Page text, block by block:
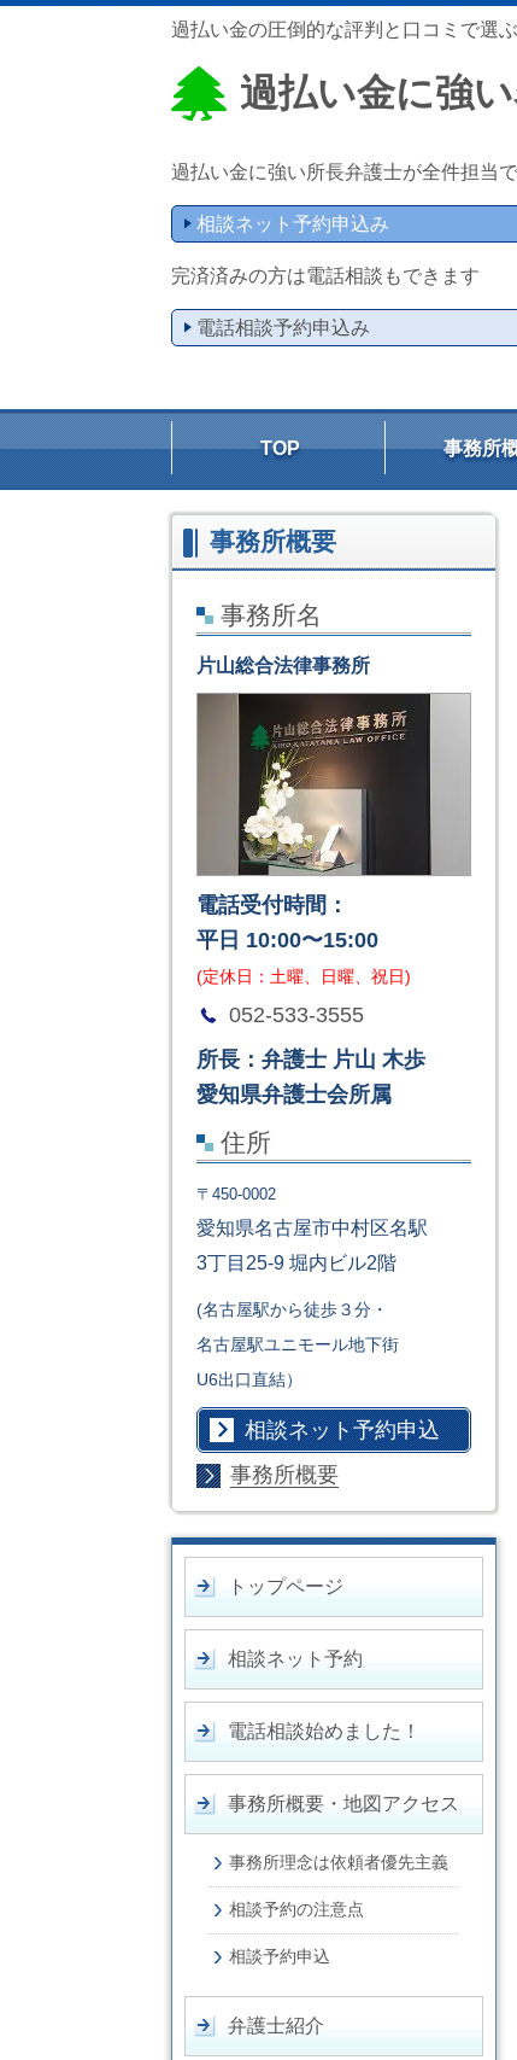
過払い金の圧倒的な評判と口コミで選
過払い金に強
過払い金に強い所長弁護士が全件担当で
相談ネット予約申込み
完済済みの方は電話相談もできます
電話相談予約申込み
TOP 事務所
事務所概要
事務所名
片山総合法律事務所
電話受付時間：
平日 10:00〜15:00
(定休日：土曜、日曜、祝日)
052-533-3555
所長：弁護士 片山 木歩
愛知県弁護士会所属
住所
〒450-0002
愛知県名古屋市中村区名駅
3丁目25-9 堀内ビル2階
(名古屋駅から徒歩３分・
名古屋駅ユニモール地下街
U6出口直結）
相談ネット予約申込
事務所概要
トップページ
相談ネット予約
電話相談始めました！
事務所概要・地図アクセス
事務所理念は依頼者優先主義
相談予約の注意点
相談予約申込
弁護士紹介